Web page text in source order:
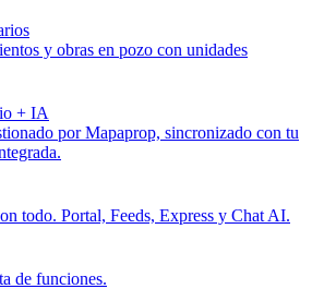
y obras en pozo con unidades
+ IA
por Mapaprop, sincronizado con tu
todo. Portal, Feeds, Express y Chat AI.
de funciones.